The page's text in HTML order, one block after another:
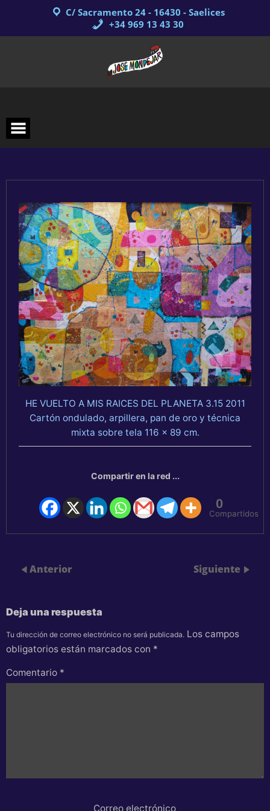
C/ Sacramento 24 - 16430 - Saelices
+34 969 13 43 30
HE VUELTO A MIS RAICES DEL PLANETA 3.15 2011
Cartón ondulado, arpillera, pan de oro y técnica
mixta sobre tela 116 x 89 cm.
Compartir en la red ...
0
Compartidos
Anterior Siguiente
Deja una respuesta
Tu dirección de correo electrónico no será publicada. Los campos
obligatorios están marcados con *
Comentario *
Correo electrónico